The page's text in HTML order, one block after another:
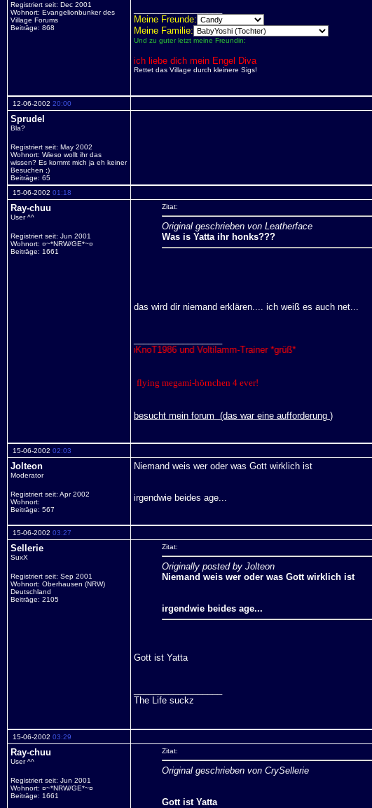
Registriert seit: Dec 2001
Wohnort: Evangelionbunker des
Village Forums
Beiträge: 868
Meine Freunde:
Meine Familie:
Und zu guter letzt meine Freundin:
ich liebe dich mein Engel Diva
Rettet das Village durch kleinere Sigs!
12-06-2002 20:00
Sprudel
Bla?
Registriert seit: May 2002
Wohnort: Wieso wollt ihr das
wissen? Es kommt mich ja eh keiner
Besuchen ;)
Beiträge: 65
15-06-2002 01:18
Ray-chuu
User ^^
Registriert seit: Jun 2001
Wohnort: ¤~*NRW/GE*~¤
Beiträge: 1661
Zitat:
Original geschrieben von Leatherface
Was is Yatta ihr honks???
das wird dir niemand erklären.... ich weiß es auch net...
drako, BloodyDead, SlipKnoT1986 und Voltilamm-Trainer *grüß*
flying megami-hörnchen 4 ever!
besucht mein forum (das war eine aufforderung )
15-06-2002 02:03
Jolteon
Moderator
Registriert seit: Apr 2002
Wohnort:
Beiträge: 567
Niemand weis wer oder was Gott wirklich ist
irgendwie beides age...
15-06-2002 03:27
Sellerie
SuxX
Registriert seit: Sep 2001
Wohnort: Oberhausen (NRW)
Deutschland
Beiträge: 2105
Zitat:
Originally posted by Jolteon
Niemand weis wer oder was Gott wirklich ist
irgendwie beides age...
Gott ist Yatta
The Life suckz
15-06-2002 03:29
Ray-chuu
User ^^
Registriert seit: Jun 2001
Wohnort: ¤~*NRW/GE*~¤
Beiträge: 1661
Zitat:
Original geschrieben von CrySellerie
Gott ist Yatta